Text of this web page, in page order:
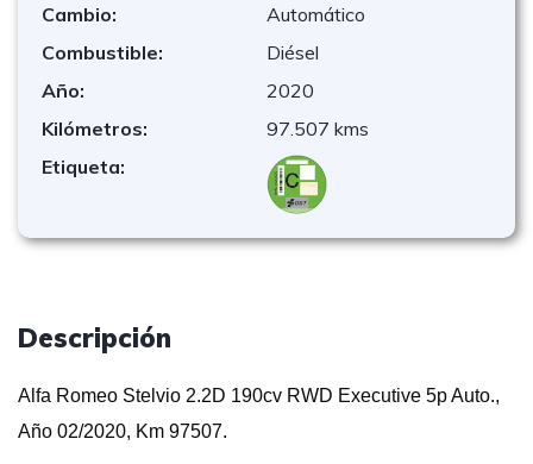
Cambio:
Automático
Combustible:
Diésel
Año:
2020
Kilómetros:
97.507 kms
Etiqueta:
Descripción
Alfa Romeo Stelvio 2.2D 190cv RWD Executive 5p Auto.,
Año 02/2020, Km 97507.